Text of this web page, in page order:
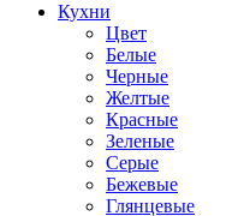
Кухни
Цвет
Белые
Черные
Желтые
Красные
Зеленые
Серые
Бежевые
Глянцевые